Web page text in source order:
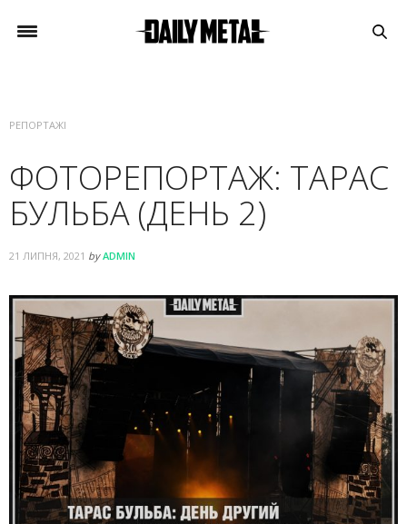
РЕПОРТАЖІ
ФОТОРЕПОРТАЖ: ТАРАС
БУЛЬБА (ДЕНЬ 2)
21 ЛИПНЯ, 2021 by ADMIN